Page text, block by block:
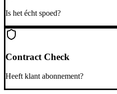
Is het écht spoed?
Contract Check
Heeft klant abonnement?